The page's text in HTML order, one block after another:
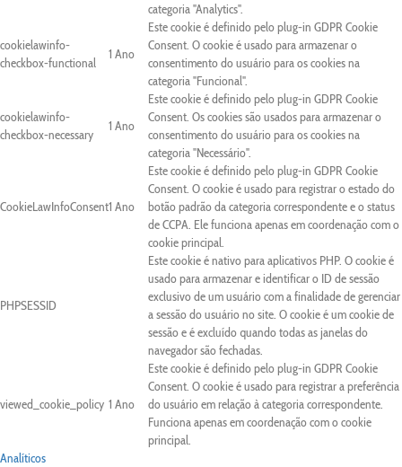
categoria "Analytics".
cookielawinfo-
checkbox-functional
1 Ano
Este cookie é definido pelo plug-in GDPR Cookie
Consent. O cookie é usado para armazenar o
consentimento do usuário para os cookies na
categoria "Funcional".
cookielawinfo-
checkbox-necessary
1 Ano
Este cookie é definido pelo plug-in GDPR Cookie
Consent. Os cookies são usados para armazenar o
consentimento do usuário para os cookies na
categoria "Necessário".
CookieLawInfoConsent1 Ano
Este cookie é definido pelo plug-in GDPR Cookie
Consent. O cookie é usado para registrar o estado do
botão padrão da categoria correspondente e o status
de CCPA. Ele funciona apenas em coordenação com o
cookie principal.
PHPSESSID
Este cookie é nativo para aplicativos PHP. O cookie é
usado para armazenar e identificar o ID de sessão
exclusivo de um usuário com a finalidade de gerenciar
a sessão do usuário no site. O cookie é um cookie de
sessão e é excluído quando todas as janelas do
navegador são fechadas.
viewed_cookie_policy 1 Ano
Este cookie é definido pelo plug-in GDPR Cookie
Consent. O cookie é usado para registrar a preferência
do usuário em relação à categoria correspondente.
Funciona apenas em coordenação com o cookie
principal.
Analíticos